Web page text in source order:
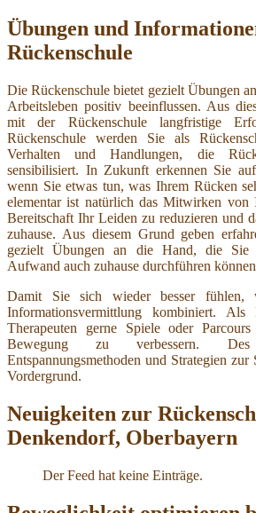
Übungen und
Rückenschule
Die Rückenschule bietet gezielt Übungen
Arbeitsleben positiv beeinflussen. Aus
mit der Rückenschule langfristige
Rückenschule werden Sie als
Verhalten und Handlungen, die
sensibilisiert. In Zukunft erkennen Sie
wenn Sie etwas tun, was Ihrem Rücken
elementar ist natürlich das Mitwirken von
Bereitschaft Ihr Leiden zu reduzieren und
zuhause. Aus diesem Grund geben
gezielt Übungen an die Hand, die Sie
Aufwand auch zuhause durchführen
Damit Sie sich wieder besser fühlen,
Informationsvermittlung kombiniert. Als
Therapeuten gerne Spiele oder
Bewegung zu verbessern.
Entspannungsmethoden und Strategien
Vordergrund.
Neuigkeiten zur
Denkendorf, Oberbayern
Der Feed hat keine Einträge.